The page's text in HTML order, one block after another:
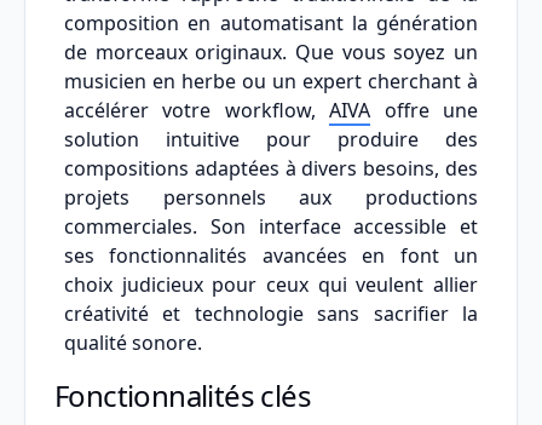
composition en automatisant la génération
de morceaux originaux. Que vous soyez un
musicien en herbe ou un expert cherchant à
accélérer votre workflow,AIVA offre une
solution intuitive pour produire des
compositions adaptées à divers besoins, des
projets personnels aux productions
commerciales. Son interface accessible et
ses fonctionnalités avancées en font un
choix judicieux pour ceux qui veulent allier
créativité et technologie sans sacrifier la
qualité sonore.
Fonctionnalités clés